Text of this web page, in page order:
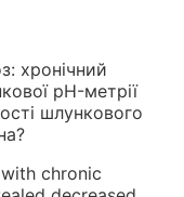
хронічний
рH-метрії
шлункового
chronic